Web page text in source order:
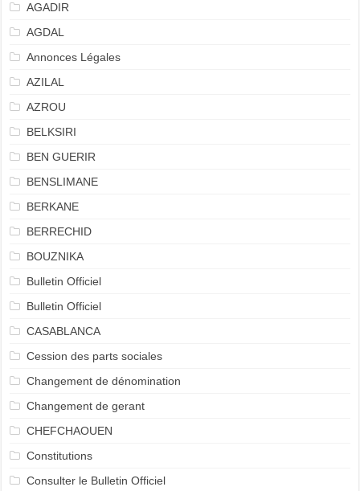
AGADIR
AGDAL
Annonces Légales
AZILAL
AZROU
BELKSIRI
BEN GUERIR
BENSLIMANE
BERKANE
BERRECHID
BOUZNIKA
Bulletin Officiel
Bulletin Officiel
CASABLANCA
Cession des parts sociales
Changement de dénomination
Changement de gerant
CHEFCHAOUEN
Constitutions
Consulter le Bulletin Officiel